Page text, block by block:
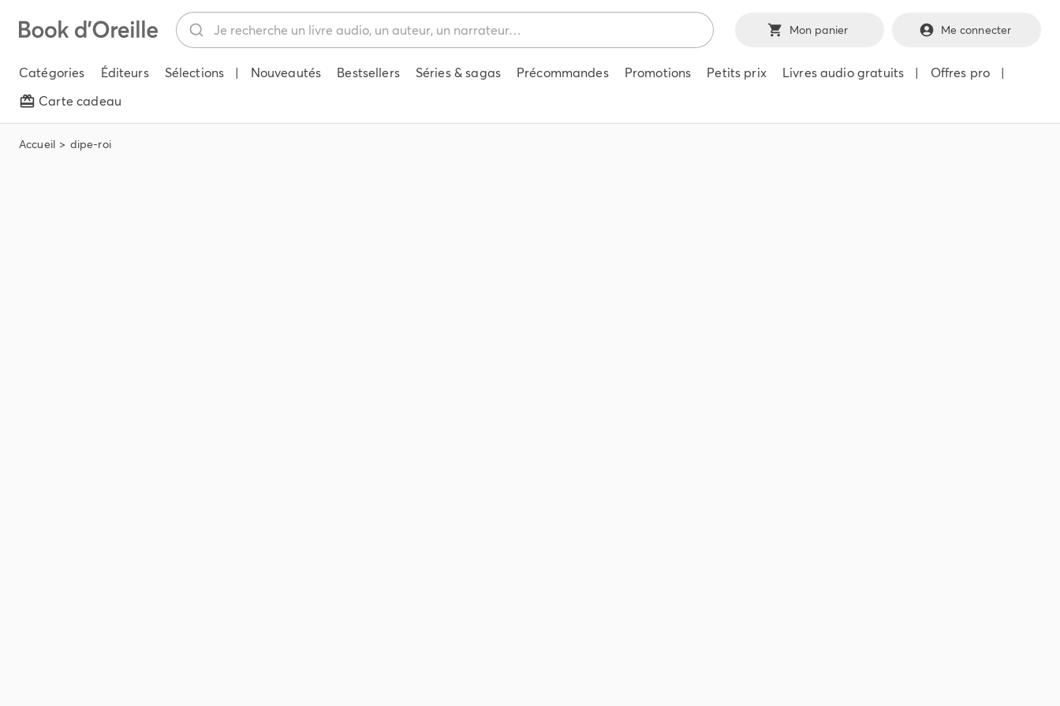
Mon panier Me connecter
Catégories Éditeurs Sélections | Nouveautés Bestsellers Séries & sagas Précommandes Promotions Petits prix Livres audio gratuits | Offres pro
|
Carte cadeau
Accueil dipe-roi